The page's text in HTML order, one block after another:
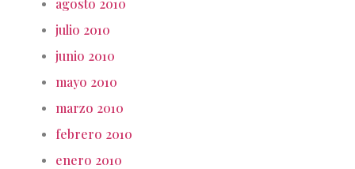
julio 2010
junio 2010
mayo 2010
marzo 2010
febrero 2010
enero 2010